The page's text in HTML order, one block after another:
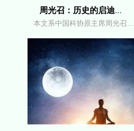
周光召：历史的启迪和重大科学发现产生
本文系中国科协原主席周光召院士在中国科协首